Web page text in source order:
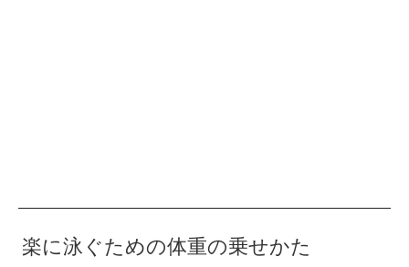
楽に泳ぐための体重の乗せかた